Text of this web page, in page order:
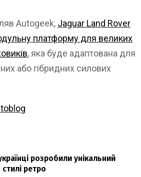
Autogeek, Jaguar Land Rover
платформу для великих
, яка буде адаптована для
або гібридних силових
розробили унікальний
ретро